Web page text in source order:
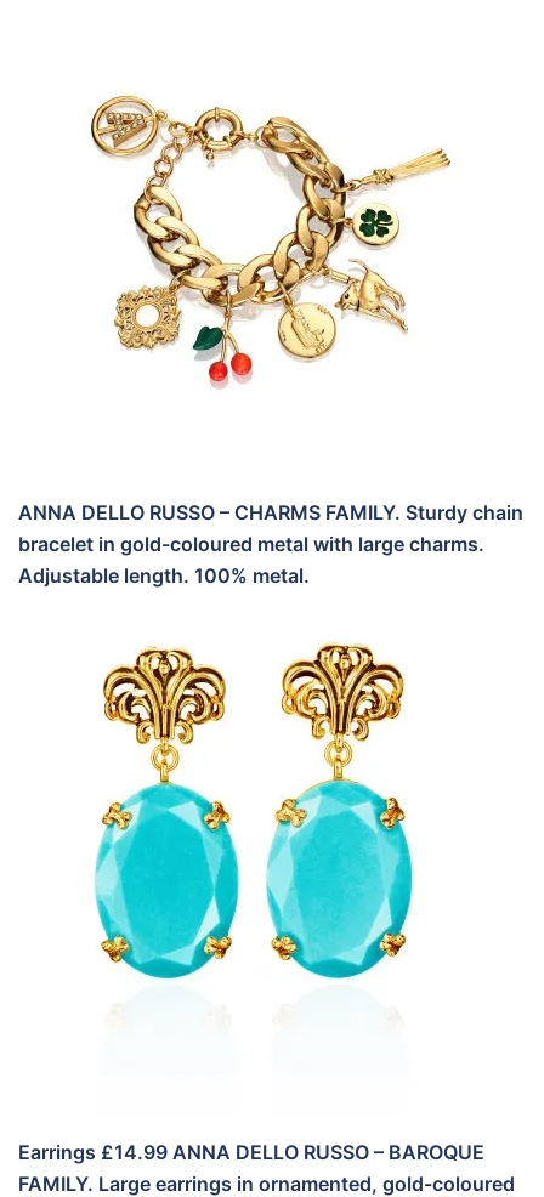
ANNA DELLO RUSSO – CHARMS FAMILY. Sturdy chain
bracelet in gold-coloured metal with large charms.
Adjustable length. 100% metal.
Earrings £14.99 ANNA DELLO RUSSO – BAROQUE
FAMILY. Large earrings in ornamented, gold-coloured